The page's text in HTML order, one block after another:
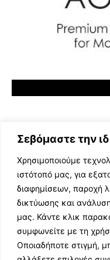
Σεβόμαστε την
Χρησιμοποιούμε
ιστότοπό μας, για
διαφημίσεων, παροχή
δικτύωσης και
μας. Κάντε κλικ
συμφωνείτε με τη
Οποιαδήποτε στιγμή,
ΕΛΛΗΝΙΚΗ ΜΟΥΣΙΚΗ
TV SHOWS
EVENTS
ΘΕΑΤΡΟ